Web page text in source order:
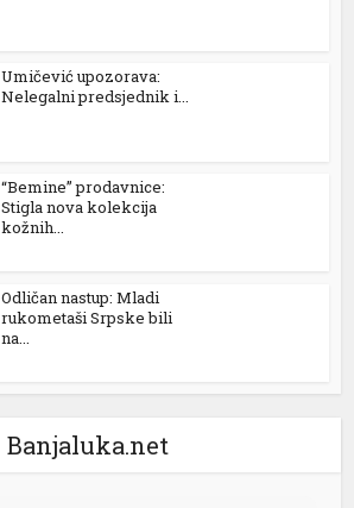
Umičević upozorava:
Nelegalni predsjednik i...
“Bemine” prodavnice:
Stigla nova kolekcija
kožnih...
Odličan nastup: Mladi
rukometaši Srpske bili
na...
Banjaluka.net